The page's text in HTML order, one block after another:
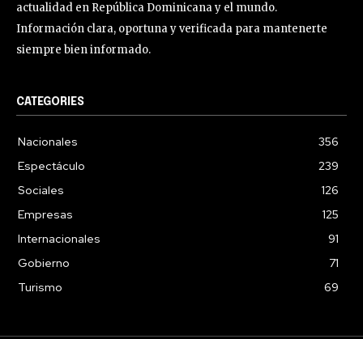
actualidad en República Dominicana y el mundo.
Información clara, oportuna y verificada para mantenerte
siempre bien informado.
CATEGORIES
Nacionales
356
Espectáculo
239
Sociales
126
Empresas
125
Internacionales
91
Gobierno
71
Turismo
69